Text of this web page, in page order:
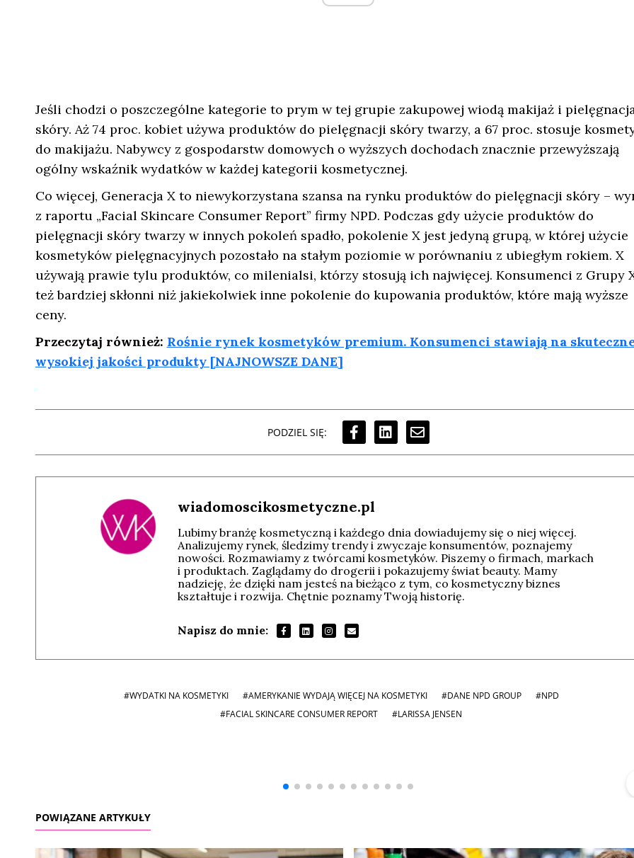
Jeśli chodzi o poszczególne kategorie to prym w tej grupie zakupowej wiodą makijaż i
skóry. Aż 74 proc. kobiet używa produktów do pielęgnacji skóry twarzy, a 67 proc. stosuje
do makijażu. Nabywcy z gospodarstw domowych o wyższych dochodach znacznie przewyższają
ogólny wskaźnik wydatków w każdej kategorii kosmetycznej.
Co więcej, Generacja X to niewykorzystana szansa na rynku produktów do pielęgnacji skóry –
z raportu „Facial Skincare Consumer Report” firmy NPD. Podczas gdy użycie produktów do
pielęgnacji skóry twarzy w innych pokoleń spadło, pokolenie X jest jedyną grupą, w której użycie
kosmetyków pielęgnacyjnych pozostało na stałym poziomie w porównaniu z ubiegłym rokiem. X
używają prawie tylu produktów, co milenialsi, którzy stosują ich najwięcej. Konsumenci z Grupy
też bardziej skłonni niż jakiekolwiek inne pokolenie do kupowania produktów, które mają wyższe
ceny.
Przeczytaj również: Rośnie rynek kosmetyków premium. Konsumenci stawiają na
wysokiej jakości produkty [NAJNOWSZE DANE]
PODZIEL SIĘ:
wiadomoscikosmetyczne.pl
Lubimy branżę kosmetyczną i każdego dnia dowiadujemy się o niej więcej.
Analizujemy rynek, śledzimy trendy i zwyczaje konsumentów, poznajemy
nowości. Rozmawiamy z twórcami kosmetyków. Piszemy o firmach, markach
i produktach. Zaglądamy do drogerii i pokazujemy świat beauty. Mamy
nadzieję, że dzięki nam jesteś na bieżąco z tym, co kosmetyczny biznes
kształtuje i rozwija. Chętnie poznamy Twoją historię.
Napisz do mnie:
#WYDATKI NA KOSMETYKI #AMERYKANIE WYDAJĄ WIĘCEJ NA KOSMETYKI #DANE NPD GROUP
#NPD
#FACIAL SKINCARE CONSUMER REPORT
#LARISSA JENSEN
POWIĄZANE ARTYKUŁY